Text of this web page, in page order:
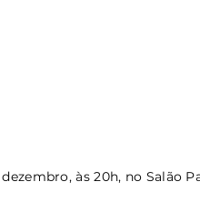
às 20h, no Salão